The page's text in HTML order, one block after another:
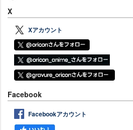
X
Xアカウント
Facebook
Facebookアカウント